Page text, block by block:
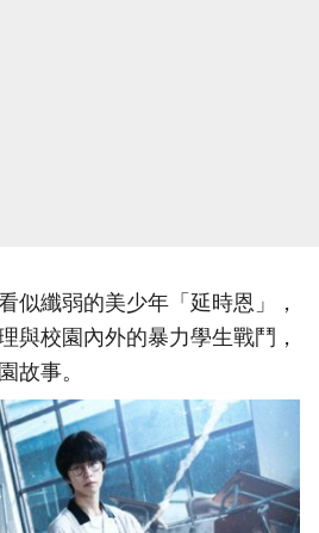
似纖弱的美少年「延時恩」，
與校園內外的暴力學生戰鬥，
故事。